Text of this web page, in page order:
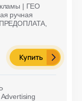
| ГЕО
ручная
ПРЕДОПЛАТА,
Купить